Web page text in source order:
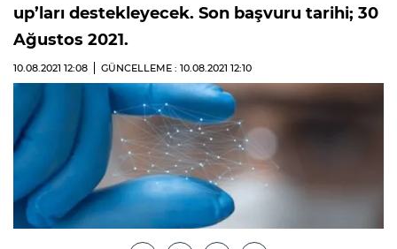
up’ları destekleyecek. Son başvuru tarihi; 30
Ağustos 2021.
10.08.2021 12:08 GÜNCELLEME : 10.08.2021 12:10